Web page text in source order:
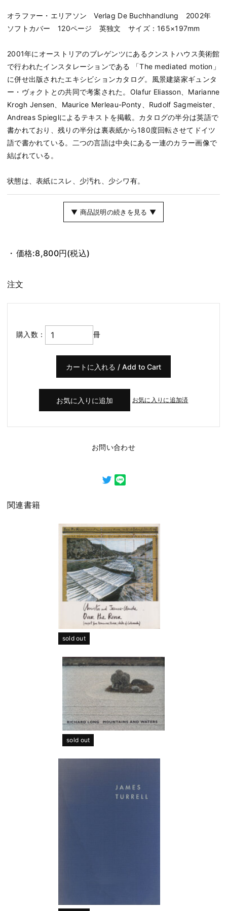
オラファー・エリアソン Verlag De Buchhandlung 2002年
ソフトカバー 120ページ 英独文 サイズ：165×197mm
2001年にオーストリアのブレゲンツにあるクンストハウス美術館
で行われたインスタレーションである 「The mediated motion」
に併せ出版されたエキシビションカタログ。風景建築家ギュンタ
ー・ヴォクトとの共同で考案された。Olafur Eliasson、Marianne
Krogh Jensen、Maurice Merleau-Ponty、Rudolf Sagmeister、
Andreas Spieglによるテキストを掲載。カタログの半分は英語で
書かれており、残りの半分は裏表紙から180度回転させてドイツ
語で書かれている。二つの言語は中央にある一連のカラー画像で
結ばれている。
状態は、表紙にスレ、少汚れ、少シワ有。
▼ 商品説明の続きを見る ▼
価格:8,800円(税込)
注文
購入数： 冊
お気に入りに追加済
お問い合わせ
関連書籍
sold out
sold out